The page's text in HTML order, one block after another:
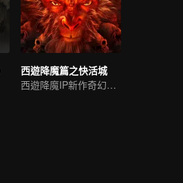
西遊降魔篇之快活城
西遊降魔IP新作奇幻來襲